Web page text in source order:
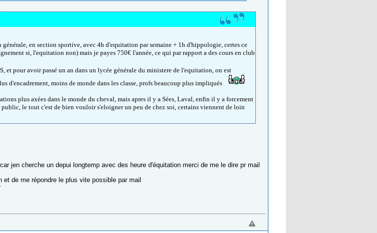
en section sportive, avec 4h d'equitation par semaine + 1h d'hippologie, certes ce
si, l'equitation non) mais je payes 750€ l'année, ce qui par rapport a des cours en club
et pour avoir passé un an dans un lycée générale du ministere de l'equitation, on est
d'encadrement, moins de monde dans les classe, profs beaucoup plus impliqués
plus axées dans le monde du cheval, mais apres il y a Sées, Laval, enfin il y a forcement
le tout c'est de bien vouloir s'eloigner un peu de chez soi, certains viennent de loin
jen cherche un depui longtemp avec des heure d'équitation merci de me le dire pr mail
de me répondre le plus vite possible par mail